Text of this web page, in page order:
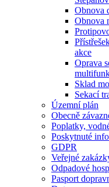
Obnova
Obnova
akce
Oprava
Sklad
Sekací
Územní plán
Obecně
Poplatky,
Poskytnuté
GDPR
Veřejné
Odpadové
Pasport